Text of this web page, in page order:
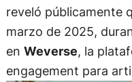
reveló públicamente
marzo de 2025,
en Weverse, la
engagement para